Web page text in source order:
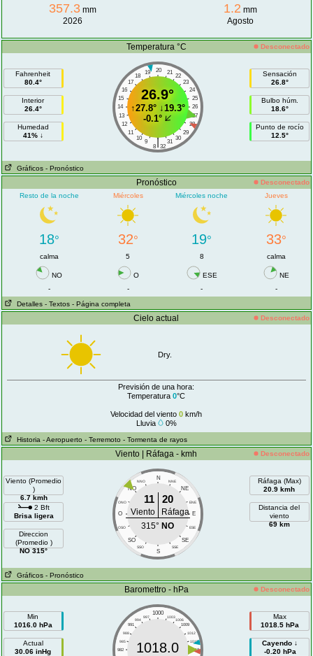
357.3 mm
2026
1.2 mm
Agosto
Temperatura °C Desconectado
Fahrenheit
80.4°
Interior
26.4°
Humedad
41% ↓
20
19 21
18
22
17
23
16
24
15
25
14
26
13
27
12
28
11
29
10
30
9 31
|
8 32
26.9°
↑27.8°↓19.3°
-0.1°
Sensación
26.8°
Bulbo húm.
18.6°
Punto de rocío
12.5°
Gráficos - Pronóstico
Pronóstico
Desconectado
Resto de la noche
Miércoles Miércoles noche Jueves
18° 32° 19° 33°
calma 5 8 calma
NO O ESE
NE
-
- -
-
Detalles - Textos - Página completa
Cielo actual Desconectado
Dry.
Previsión de una hora:
Temperatura0°C
Velocidad del viento 0 km/h
Lluvia
0%
Historia - Aeropuerto - Terremoto - Tormenta de rayos
Viento | Ráfaga - kmh Desconectado
Viento (Promedio
)
6.7 kmh
2 Bft
Brisa ligera
Direccion
(Promedio )
NO 315°
N
NNO NNE
NO NE
ONO ENE
O E
OSO ESE
SO SE
SSO SSE
S
11 20
Viento
Ráfaga
315° NO
Ráfaga (Max)
20.9 kmh
Distancia del
viento
69 km
Gráficos - Pronóstico
Baromettro - hPa Desconectado
Min
1016.0 hPa
Actual
30.06 inHg
1000
997 1003
994
1006
991
1009
988
1012
985
1015
982
1018
1018.0
Max
1018.5 hPa
Cayendo ↓
-0.20 hPa